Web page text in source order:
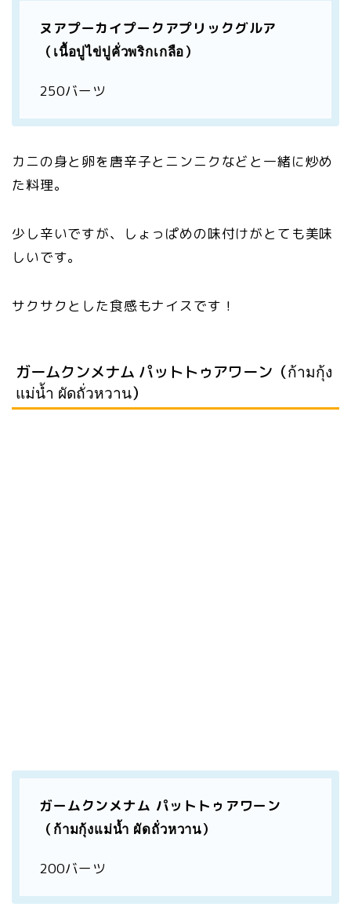
ヌアプーカイプークアプリックグルア
（เนื้อปูไข่ปูคั่วพริกเกลือ）
250バーツ
カニの身と卵を唐辛子とニンニクなどと一緒に炒め
た料理。
少し辛いですが、しょっぱめの味付けがとても美味
しいです。
サクサクとした食感もナイスです！
ガームクンメナム パットトゥアワーン（ก้ามกุ้ง
แม่น้ำ ผัดถั่วหวาน）
ガームクンメナム パットトゥアワーン
（ก้ามกุ้งแม่น้ำ ผัดถั่วหวาน）
200バーツ